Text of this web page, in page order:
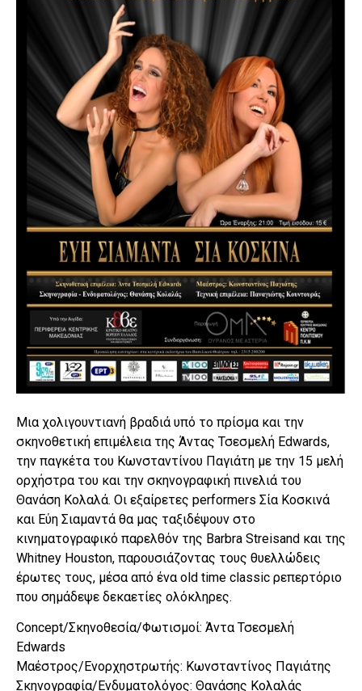
Μια χολιγουντιανή βραδιά υπό το πρίσμα και την
σκηνοθετική επιμέλεια της Άντας Τσεσμελή Edwards,
την παγκέτα του Κωνσταντίνου Παγιάτη με την 15 μελή
ορχήστρα του και την σκηνογραφική πινελιά του
Θανάση Κολαλά. Οι εξαίρετες performers Σία Κοσκινά
και Εύη Σιαμαντά θα μας ταξιδέψουν στο
κινηματογραφικό παρελθόν της Barbra Streisand και της
Whitney Houston, παρουσιάζοντας τους θυελλώδεις
έρωτες τους, μέσα από ένα old time classic ρεπερτόριο
που σημάδεψε δεκαετίες ολόκληρες.
Concept/Σκηνοθεσία/Φωτισμοί: Άντα Τσεσμελή
Edwards
Μαέστρος/Ενορχηστρωτής: Κωνσταντίνος Παγιάτης
Σκηνογραφία/Ενδυματολόγος: Θανάσης Κολαλάς